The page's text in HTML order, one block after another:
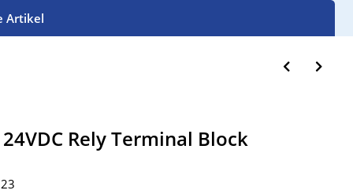
Artikel
Rely Terminal Block